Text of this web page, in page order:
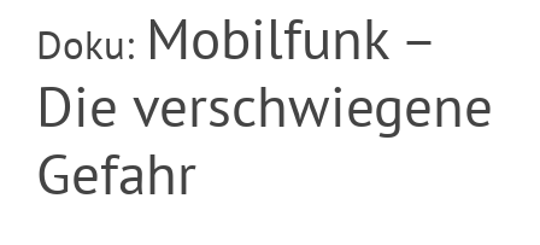
Doku: Mobilfunk –
Die verschwiegene
Gefahr